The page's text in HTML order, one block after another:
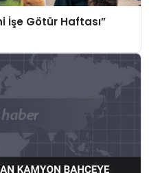
İşe Götür Haftası”